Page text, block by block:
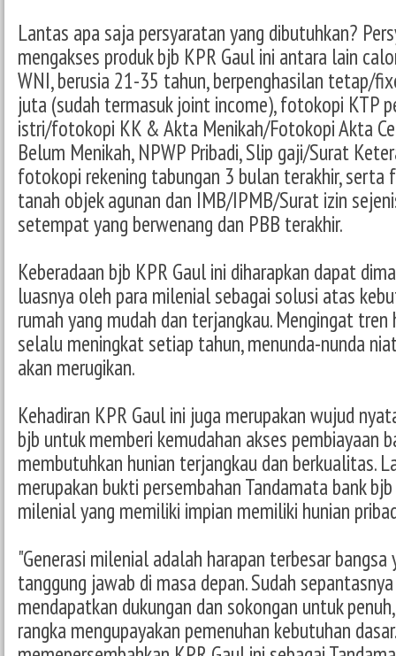
Lantas apa saja persyaratan yang dibutuhkan?
mengakses produk bjb KPR Gaul ini antara lain
WNI, berusia 21-35 tahun, berpenghasilan tetap/
juta (sudah termasuk joint income), fotokopi KTP
istri/fotokopi KK & Akta Menikah/Fotokopi Akta
Belum Menikah, NPWP Pribadi, Slip gaji/Surat
fotokopi rekening tabungan 3 bulan terakhir,
tanah objek agunan dan IMB/IPMB/Surat izin
setempat yang berwenang dan PBB terakhir.
Keberadaan bjb KPR Gaul ini diharapkan dapat
luasnya oleh para milenial sebagai solusi atas
rumah yang mudah dan terjangkau. Mengingat
selalu meningkat setiap tahun, menunda-nunda
akan merugikan.
Kehadiran KPR Gaul ini juga merupakan wujud
bjb untuk memberi kemudahan akses pembiayaan
membutuhkan hunian terjangkau dan berkualitas.
merupakan bukti persembahan Tandamata bank
milenial yang memiliki impian memiliki hunian
"Generasi milenial adalah harapan terbesar
tanggung jawab di masa depan. Sudah
mendapatkan dukungan dan sokongan untuk
rangka mengupayakan pemenuhan kebutuhan